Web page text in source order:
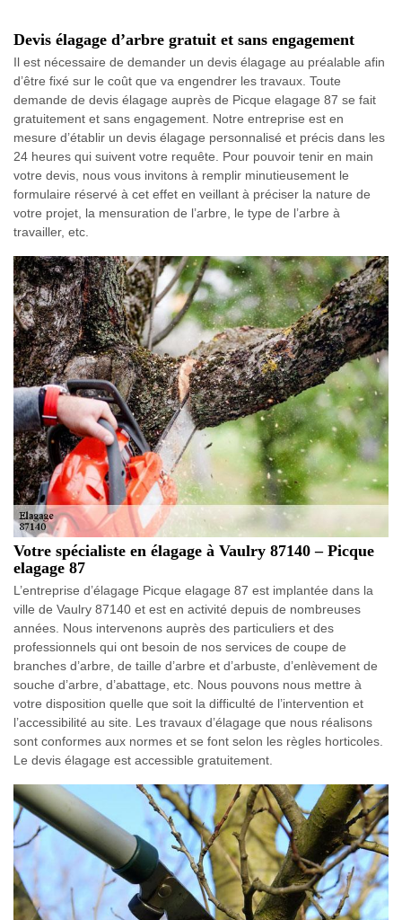
Devis élagage d’arbre gratuit et sans engagement
Il est nécessaire de demander un devis élagage au préalable afin
d’être fixé sur le coût que va engendrer les travaux. Toute
demande de devis élagage auprès de Picque elagage 87 se fait
gratuitement et sans engagement. Notre entreprise est en
mesure d’établir un devis élagage personnalisé et précis dans les
24 heures qui suivent votre requête. Pour pouvoir tenir en main
votre devis, nous vous invitons à remplir minutieusement le
formulaire réservé à cet effet en veillant à préciser la nature de
votre projet, la mensuration de l’arbre, le type de l’arbre à
travailler, etc.
Votre spécialiste en élagage à Vaulry 87140 – Picque
elagage 87
L’entreprise d’élagage Picque elagage 87 est implantée dans la
ville de Vaulry 87140 et est en activité depuis de nombreuses
années. Nous intervenons auprès des particuliers et des
professionnels qui ont besoin de nos services de coupe de
branches d’arbre, de taille d’arbre et d’arbuste, d’enlèvement de
souche d’arbre, d’abattage, etc. Nous pouvons nous mettre à
votre disposition quelle que soit la difficulté de l’intervention et
l’accessibilité au site. Les travaux d’élagage que nous réalisons
sont conformes aux normes et se font selon les règles horticoles.
Le devis élagage est accessible gratuitement.